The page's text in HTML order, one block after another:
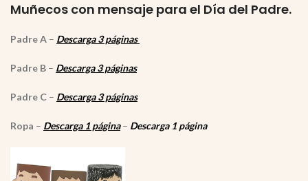
Muñecos con mensaje para el Día del Padre.
Padre A – Descarga 3 páginas
Padre B – Descarga 3 páginas
Padre C – Descarga 3 páginas
Ropa – Descarga 1 página– Descarga 1 página